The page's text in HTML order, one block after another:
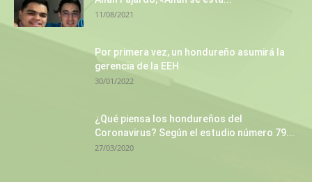
11/08/2021
Por primera vez, un hondureño asumirá la
gerencia de la EEH
30/01/2022
¿Qué piensa los hondureños del
Coronavirus? Según el estudio número 79...
27/03/2020